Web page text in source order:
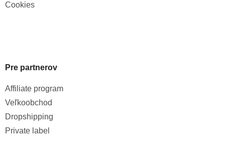
Cookies
Pre partnerov
Affiliate program
Veľkoobchod
Dropshipping
Private label